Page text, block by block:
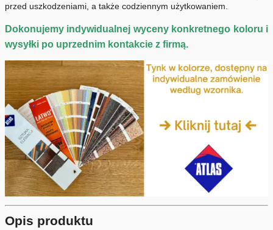
przed uszkodzeniami, a także codziennym użytkowaniem.
Dokonujemy indywidualnej wyceny konkretnego koloru i
wysyłki po uprzednim kontakcie z firmą.
Opis produktu